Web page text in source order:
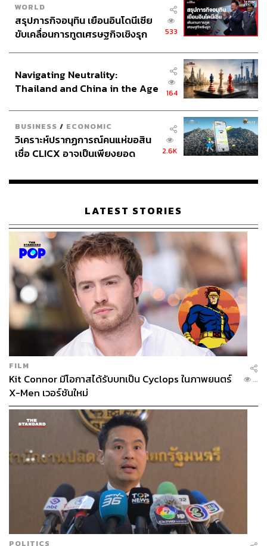
WORLD
สรุปภารกิจอนุทิน เยือนอินโดนีเซีย
ขับเคลื่อนการทูตเศรษฐกิจเชิงรุก
533
Navigating Neutrality:
Thailand and China in the Age
164
BUSINESS / ECONOMIC
วิเคราะห์ปรากฏการณ์คนแห่ขอสิน
เชื่อ CLICX อาจเป็นเพียงยอด
เรือนไทยที่ถูกซุกไว้
2.6K
LATEST STORIES
FILM
Kit Connor มีโอกาสได้รับบทเป็น Cyclops ในภาพยนตร์
X-Men เวอร์ชันใหม่
...
POLITICS